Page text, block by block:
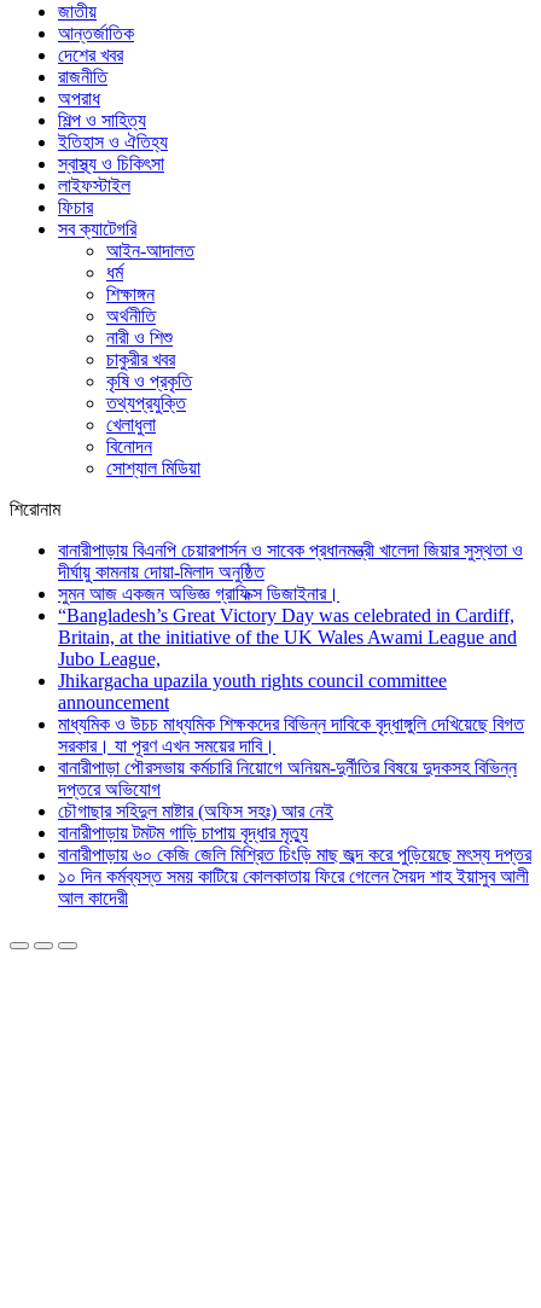
জাতীয়
আন্তর্জাতিক
দেশের খবর
রাজনীতি
অপরাধ
শিল্প ও সাহিত্য
ইতিহাস ও ঐতিহ্য
স্বাস্থ্য ও চিকিৎসা
লাইফস্টাইল
ফিচার
সব ক্যাটেগরি
আইন-আদালত
ধর্ম
শিক্ষাঙ্গন
অর্থনীতি
নারী ও শিশু
চাকুরীর খবর
কৃষি ও প্রকৃতি
তথ্যপ্রযুক্তি
খেলাধুলা
বিনোদন
সোশ্যাল মিডিয়া
শিরোনাম
বানারীপাড়ায় বিএনপি চেয়ারপার্সন ও সাবেক প্রধানমন্ত্রী খালেদা জিয়ার সুস্থতা ও
দীর্ঘায়ু কামনায় দোয়া-মিলাদ অনুষ্ঠিত
সুমন আজ একজন অভিজ্ঞ গ্রাফিক্স ডিজাইনার।
“Bangladesh’s Great Victory Day was celebrated in Cardiff,
Britain, at the initiative of the UK Wales Awami League and
Jubo League,
Jhikargacha upazila youth rights council committee
announcement
মাধ্যমিক ও উচচ মাধ্যমিক শিক্ষকদের বিভিন্ন দাবিকে বৃদ্ধাঙ্গুলি দেখিয়েছে বিগত
সরকার। যা পূরণ এখন সময়ের দাবি।
বানারীপাড়া পৌরসভায় কর্মচারি নিয়োগে অনিয়ম-দুর্নীতির বিষয়ে দুদকসহ বিভিন্ন
দপ্তরে অভিযোগ
চৌগাছার সহিদুল মাষ্টার (অফিস সহঃ) আর নেই
বানারীপাড়ায় টমটম গাড়ি চাপায় বৃদ্ধার মৃত্যু
বানারীপাড়ায় ৬০ কেজি জেলি মিশ্রিত চিংড়ি মাছ জব্দ করে পুড়িয়েছে মৎস্য দপ্তর
১০ দিন কর্মব্যস্ত সময় কাটিয়ে কোলকাতায় ফিরে গেলেন সৈয়দ শাহ ইয়াসুব আলী
আল কাদেরী